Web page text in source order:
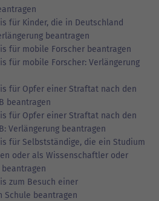
für Kinder, die in Deutschland
beantragen
für mobile Forscher beantragen
für mobile Forscher: Verlängerung
für Opfer einer Straftat nach den
beantragen
für Opfer einer Straftat nach den
Verlängerung beantragen
für Selbstständige, die ein Studium
oder als Wissenschaftler oder
zum Besuch einer
Schule beantragen